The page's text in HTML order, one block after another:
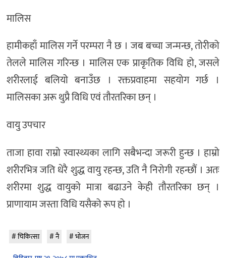
मालिस
हामीकहाँ मालिस गर्ने परम्परा नै छ । जब बच्चा जन्मन्छ, तोरीको
तेलले मालिस गरिन्छ । मालिस एक प्राकृतिक विधि हो, जसले
शरीरलाई बलियो बनाउँछ । रक्तप्रवाहमा सहयोग गर्छ ।
मालिसका अरू थुप्रै विधि एवं तौरतरिका छन् ।
वायु उपचार
ताजा हावा राम्रो स्वास्थ्यका लागि सबैभन्दा जरूरी हुन्छ । हाम्रो
शरीरभित्र जति धेरै शुद्ध वायु रहन्छ, उति नै निरोगी रहन्छौं । अतः
शरीरमा शुद्ध वायुको मात्रा बढाउने केही तौरतरिका छन् ।
प्राणायाम जस्ता विधि यसैको रूप हो ।
चिकित्सा नै
भोजन